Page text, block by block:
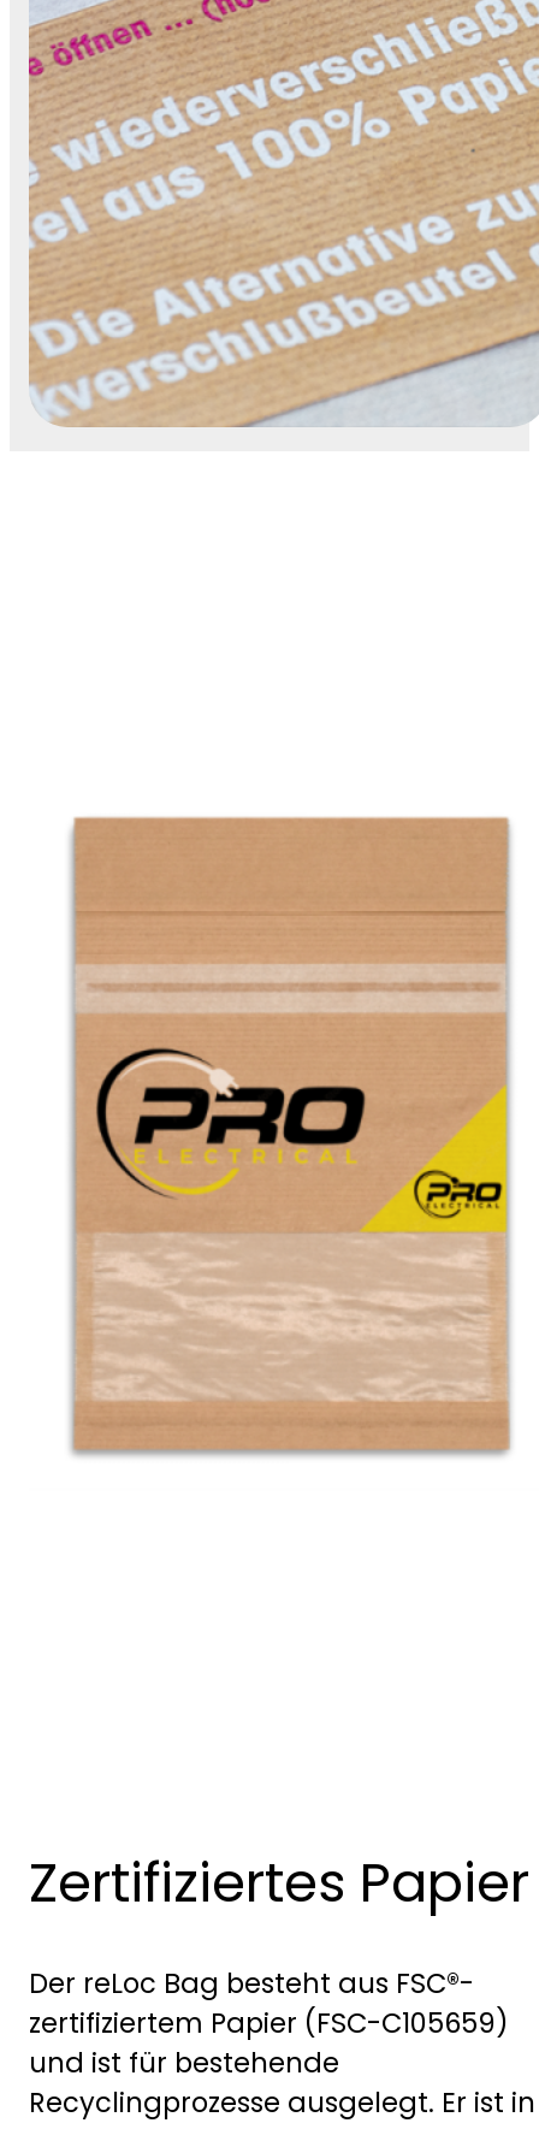
Zertifiziertes Papier
Der reLoc Bag besteht aus FSC®-
zertifiziertem Papier (FSC-C105659)
und ist für bestehende
Recyclingprozesse ausgelegt. Er ist in